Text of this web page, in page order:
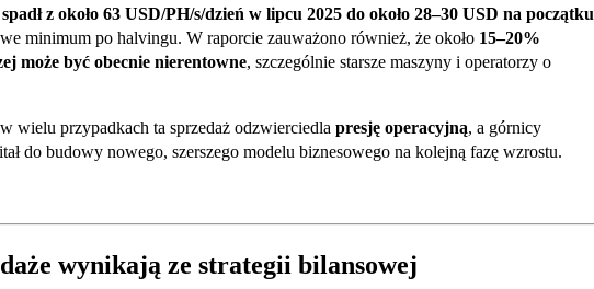
spadł z około 63 USD/PH/s/dzień w lipcu 2025 do około 28–30 USD na początku
minimum po halvingu. W raporcie zauważono również, że około 15–20%
może być obecnie nierentowne, szczególnie starsze maszyny i operatorzy o
wielu przypadkach ta sprzedaż odzwierciedla presję operacyjną, a górnicy
do budowy nowego, szerszego modelu biznesowego na kolejną fazę wzrostu.
wynikają ze strategii bilansowej